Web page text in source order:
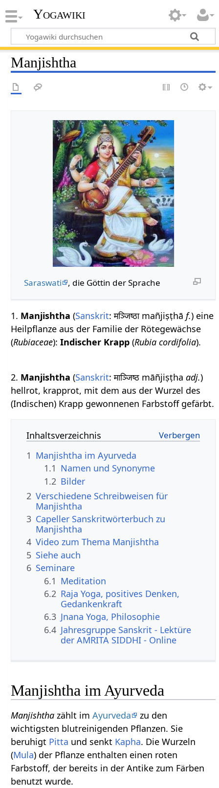
Yogawiki
Manjishtha
Saraswati , die Göttin der Sprache
1. Manjishtha (Sanskrit: मञ्जिष्ठा mañjiṣṭhāf.) eine
Heilpflanze aus der Familie der Rötegewächse
(Rubiaceae):Indischer Krapp (Rubia cordifolia).
2. Manjishtha (Sanskrit: माञ्जिष्ठ māñjiṣṭhaadj.)
hellrot, krapprot, mit dem aus der Wurzel des
(Indischen) Krapp gewonnenen Farbstoff gefärbt.
Inhaltsverzeichnis
1 Manjishtha im Ayurveda
1.1 Namen und Synonyme
1.2 Bilder
2 Verschiedene Schreibweisen für
Manjishtha
3 Capeller Sanskritwörterbuch zu
Manjishtha
4 Video zum Thema Manjishtha
5 Siehe auch
6 Seminare
6.1 Meditation
6.2 Raja Yoga, positives Denken,
Gedankenkraft
6.3 Jnana Yoga, Philosophie
6.4 Jahresgruppe Sanskrit - Lektüre
der AMRITA SIDDHI - Online
Manjishtha im Ayurveda
Manjishtha zählt imAyurveda
zu den
wichtigsten blutreinigenden Pflanzen. Sie
beruhigt Pitta und senkt Kapha. Die Wurzeln
(Mula) der Pflanze enthalten einen roten
Farbstoff, der bereits in der Antike zum Färben
benutzt wurde.